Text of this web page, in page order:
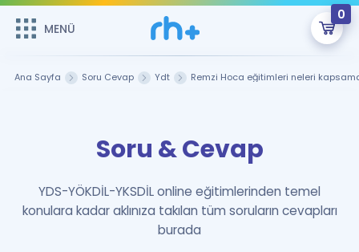
MENÜ
0
Şifremi Hatırlamıyorum
GİRİŞ YAP
Remzi Hoca ile seni sınava hazırlayacak onlarca eğitim seni
bekliyor!
MENÜ
Çalışma Paketleri
Kitaplar ve Kaynaklar
Ana Sayfa Soru Cevap Ydt Remzi Hoca eğitimleri neleri
Soru & Cevap
YDS-YÖKDİL-YKSDİL online eğitimlerinden temel
konulara kadar aklınıza takılan tüm soruların cevapları
burada